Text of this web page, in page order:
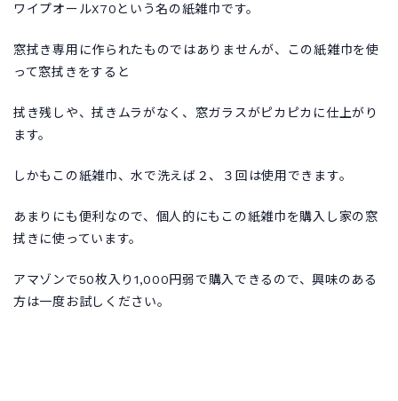
ワイプオールX70という名の紙雑巾です。
窓拭き専用に作られたものではありませんが、この紙雑巾を使
って窓拭きをすると
拭き残しや、拭きムラがなく、窓ガラスがピカピカに仕上がり
ます。
しかもこの紙雑巾、水で洗えば２、３回は使用できます。
あまりにも便利なので、個人的にもこの紙雑巾を購入し家の窓
拭きに使っています。
アマゾンで50枚入り1,000円弱で購入できるので、興味のある
方は一度お試しください。